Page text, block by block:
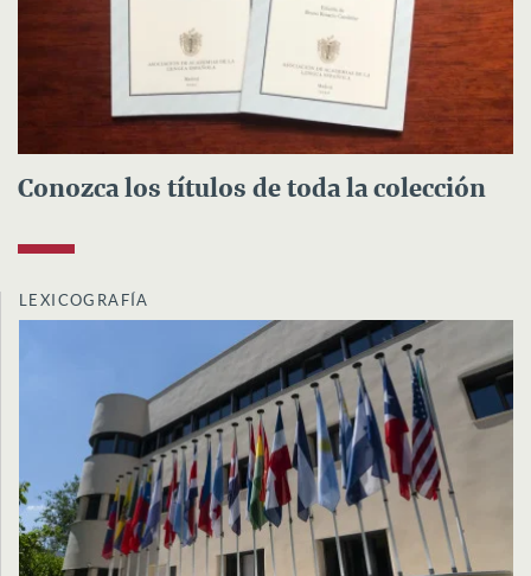
Conozca los títulos de toda la colección
LEXICOGRAFÍA